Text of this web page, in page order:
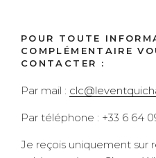
POUR TOUTE
COMPLÉMENTAIRE
CONTACTER :
Par mail :
Par téléphone : +33 6 64
Je reçois uniquement sur